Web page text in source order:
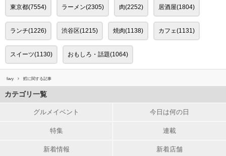
東京都(7554) ラーメン(2305) 肉(2252) 居酒屋(1804)
ランチ(1226) 渋谷区(1215) 焼肉(1138) カフェ(1131)
スイーツ(1130) おもしろ・話題(1064)
favy 鱈に関する記事
カテゴリ一覧
グルメイベント 今日は何の日
特集 連載
新着情報 新着店舗